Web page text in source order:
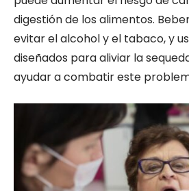
digestión de los alimentos.
evitar el alcohol y el tabaco, y
diseñados para aliviar la
ayudar a combatir este